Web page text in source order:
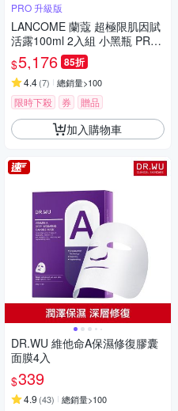
PRO 升級版
LANCOME 蘭蔻 超極限肌因賦
活露100ml 2入組 小黑瓶 PRO
升級版 國際航空版
$5,176 85折
4.4(7) 總銷量>100
限時下殺 券 贈品
加入購物車
DR.WU 維他命A保濕修復膠囊
面膜4入
$339
4.9 (43) 總銷量>100